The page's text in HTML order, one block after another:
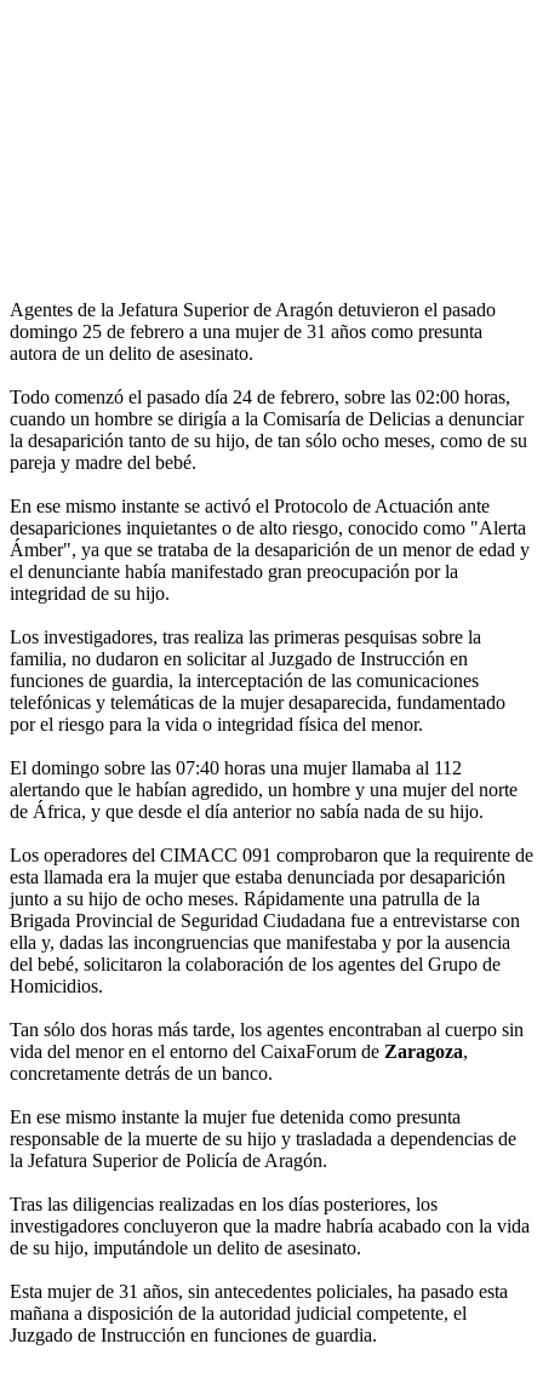
Agentes de la Jefatura Superior de Aragón detuvieron el pasado
domingo 25 de febrero a una mujer de 31 años como presunta
autora de un delito de asesinato.
Todo comenzó el pasado día 24 de febrero, sobre las 02:00 horas,
cuando un hombre se dirigía a la Comisaría de Delicias a denunciar
la desaparición tanto de su hijo, de tan sólo ocho meses, como de su
pareja y madre del bebé.
En ese mismo instante se activó el Protocolo de Actuación ante
desapariciones inquietantes o de alto riesgo, conocido como "Alerta
Ámber", ya que se trataba de la desaparición de un menor de edad y
el denunciante había manifestado gran preocupación por la
integridad de su hijo.
Los investigadores, tras realiza las primeras pesquisas sobre la
familia, no dudaron en solicitar al Juzgado de Instrucción en
funciones de guardia, la interceptación de las comunicaciones
telefónicas y telemáticas de la mujer desaparecida, fundamentado
por el riesgo para la vida o integridad física del menor.
El domingo sobre las 07:40 horas una mujer llamaba al 112
alertando que le habían agredido, un hombre y una mujer del norte
de África, y que desde el día anterior no sabía nada de su hijo.
Los operadores del CIMACC 091 comprobaron que la requirente de
esta llamada era la mujer que estaba denunciada por desaparición
junto a su hijo de ocho meses. Rápidamente una patrulla de la
Brigada Provincial de Seguridad Ciudadana fue a entrevistarse con
ella y, dadas las incongruencias que manifestaba y por la ausencia
del bebé, solicitaron la colaboración de los agentes del Grupo de
Homicidios.
Tan sólo dos horas más tarde, los agentes encontraban al cuerpo sin
vida del menor en el entorno del CaixaForum de Zaragoza,
concretamente detrás de un banco.
En ese mismo instante la mujer fue detenida como presunta
responsable de la muerte de su hijo y trasladada a dependencias de
la Jefatura Superior de Policía de Aragón.
Tras las diligencias realizadas en los días posteriores, los
investigadores concluyeron que la madre habría acabado con la vida
de su hijo, imputándole un delito de asesinato.
Esta mujer de 31 años, sin antecedentes policiales, ha pasado esta
mañana a disposición de la autoridad judicial competente, el
Juzgado de Instrucción en funciones de guardia.